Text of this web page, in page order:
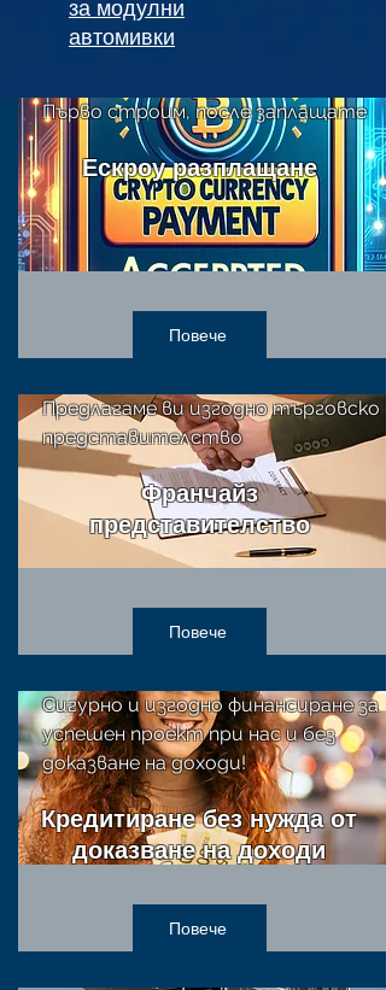
за модулни
автомивки
Ескроу разплащане
Първо строим, после заплащате
Повече
Франчайз
представителство
Предлагаме ви изгодно търговско
представителство
Повече
Кредитиране без нужда от
доказване на доходи
Сигурно и изгодно финансиране за
успешен проект при нас и без
доказване на доходи!
Повече